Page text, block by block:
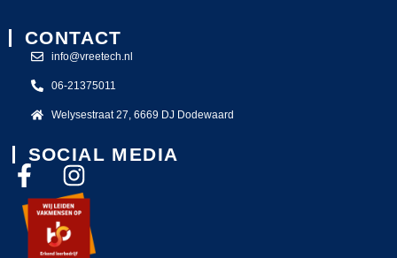
CONTACT
info@vreetech.nl
06-21375011
Welysestraat 27, 6669 DJ Dodewaard
SOCIAL MEDIA
F
a
c
I
n
s
t